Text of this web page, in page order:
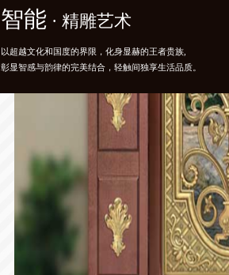
智能 · 精雕艺术
以超越文化和国度的界限，化身显赫的王者贵族,
彰显智感与韵律的完美结合，轻触间独享生活品质。
精粹 · 高定之美
满足你对时尚的追求，更提供一个舒适的生活条件，
随意的生活理念，诗语大气，气宇轩昂。
智能 · 精雕艺术
以超越文化和国度的界限，化身显赫的王者贵族,
彰显智感与韵律的完美结合，轻触间独享生活品质。